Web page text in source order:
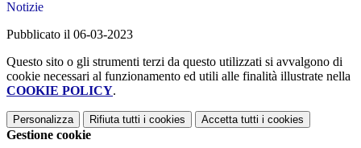
Notizie
Pubblicato il 06-03-2023
Questo sito o gli strumenti terzi da questo utilizzati si avvalgono di
cookie necessari al funzionamento ed utili alle finalità illustrate nella
COOKIE POLICY.
Personalizza Rifiuta tutti i cookies Accetta tutti i cookies
Gestione cookie